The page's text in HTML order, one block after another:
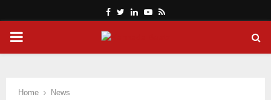
Facebook
Twitter
LinkedinYoutube
Rss
PRIMARY
Home
News